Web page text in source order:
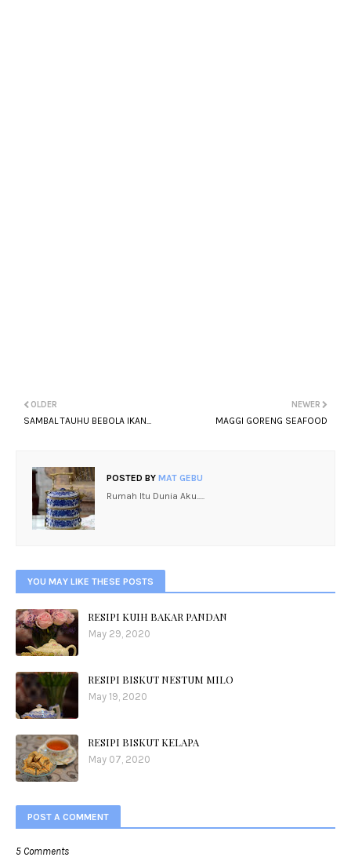
NEWER
MAGGI GORENG SEAFOOD
OLDER
SAMBAL TAUHU BEBOLA IKAN...
POSTED BY MAT GEBU
Rumah Itu Dunia Aku.....
YOU MAY LIKE THESE POSTS
RESIPI KUIH BAKAR PANDAN
May 29, 2020
RESIPI BISKUT NESTUM MILO
May 19, 2020
RESIPI BISKUT KELAPA
May 07, 2020
POST A COMMENT
5 Comments